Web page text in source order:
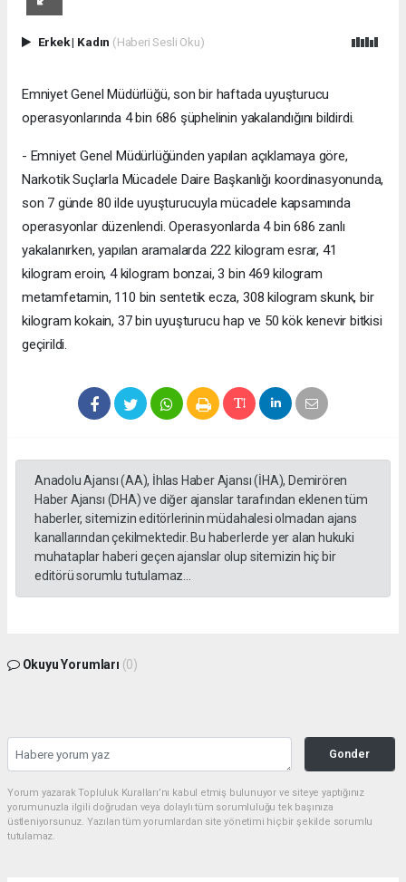
Erkek| Kadın (Haberi Sesli Oku)
Emniyet Genel Müdürlüğü, son bir haftada uyuşturucu
operasyonlarında 4 bin 686 şüphelinin yakalandığını bildirdi.
- Emniyet Genel Müdürlüğünden yapılan açıklamaya göre,
Narkotik Suçlarla Mücadele Daire Başkanlığı koordinasyonunda,
son 7 günde 80 ilde uyuşturucuyla mücadele kapsamında
operasyonlar düzenlendi. Operasyonlarda 4 bin 686 zanlı
yakalanırken, yapılan aramalarda 222 kilogram esrar, 41
kilogram eroin, 4 kilogram bonzai, 3 bin 469 kilogram
metamfetamin, 110 bin sentetik ecza, 308 kilogram skunk, bir
kilogram kokain, 37 bin uyuşturucu hap ve 50 kök kenevir bitkisi
geçirildi.
Anadolu Ajansı (AA), İhlas Haber Ajansı (İHA), Demirören
Haber Ajansı (DHA) ve diğer ajanslar tarafından eklenen tüm
haberler, sitemizin editörlerinin müdahalesi olmadan ajans
kanallarından çekilmektedir. Bu haberlerde yer alan hukuki
muhataplar haberi geçen ajanslar olup sitemizin hiç bir
editörü sorumlu tutulamaz...
Okuyu Yorumları (0)
Gonder
Yorum yazarak Topluluk Kuralları’nı kabul etmiş bulunuyor ve siteye yaptığınız
yorumunuzla ilgili doğrudan veya dolaylı tüm sorumluluğu tek başınıza
üstleniyorsunuz. Yazılan tüm yorumlardan site yönetimi hiçbir şekilde sorumlu
tutulamaz.